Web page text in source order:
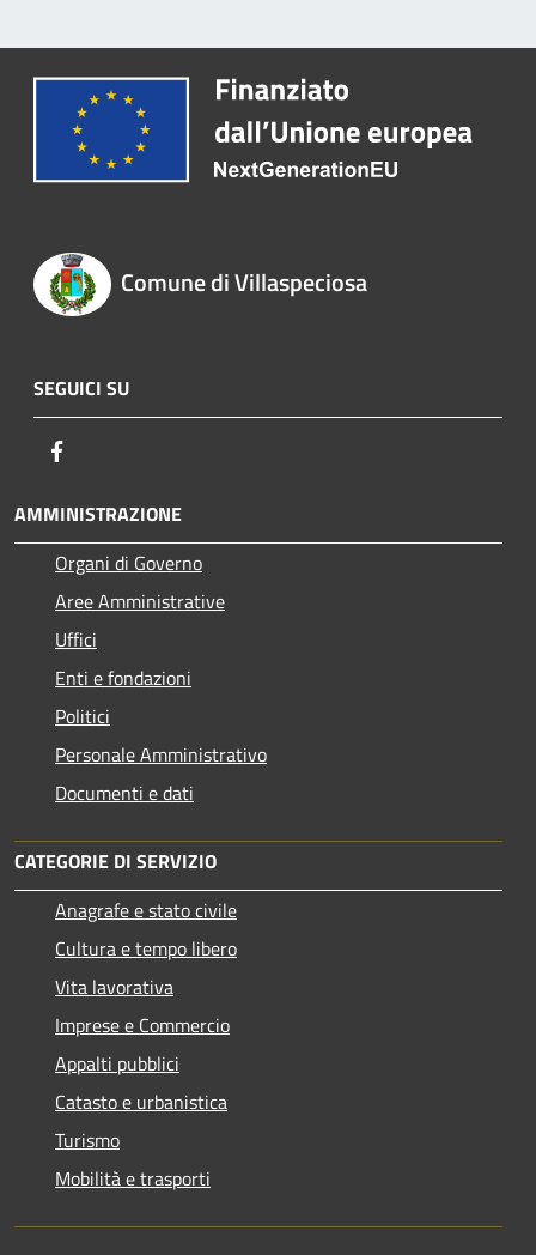
Comune di Villaspeciosa
SEGUICI SU
AMMINISTRAZIONE
Organi di Governo
Aree Amministrative
Uffici
Enti e fondazioni
Politici
Personale Amministrativo
Documenti e dati
CATEGORIE DI SERVIZIO
Anagrafe e stato civile
Cultura e tempo libero
Vita lavorativa
Imprese e Commercio
Appalti pubblici
Catasto e urbanistica
Turismo
Mobilità e trasporti